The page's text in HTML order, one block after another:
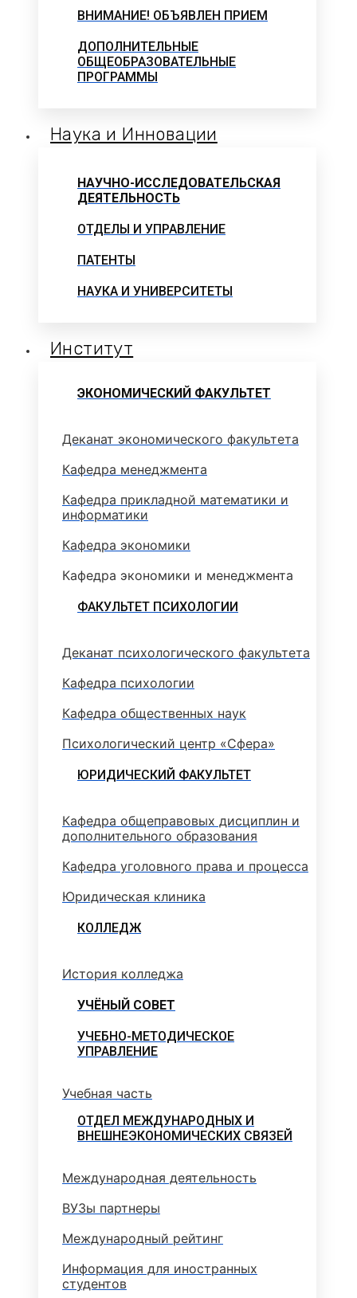
ВНИМАНИЕ! ОБЪЯВЛЕН ПРИЕМ
ДОПОЛНИТЕЛЬНЫЕ
ОБЩЕОБРАЗОВАТЕЛЬНЫЕ
ПРОГРАММЫ
Наука и Инновации
НАУЧНО-ИССЛЕДОВАТЕЛЬСКАЯ
ДЕЯТЕЛЬНОСТЬ
ОТДЕЛЫ И УПРАВЛЕНИЕ
ПАТЕНТЫ
НАУКА И УНИВЕРСИТЕТЫ
Институт
ЭКОНОМИЧЕСКИЙ ФАКУЛЬТЕТ
Деканат экономического факультета
Кафедра менеджмента
Кафедра прикладной математики и
информатики
Кафедра экономики
Кафедра экономики и менеджмента
ФАКУЛЬТЕТ ПСИХОЛОГИИ
Деканат психологического факультета
Кафедра психологии
Кафедра общественных наук
Психологический центр «Сфера»
ЮРИДИЧЕСКИЙ ФАКУЛЬТЕТ
Кафедра общеправовых дисциплин и
дополнительного образования
Кафедра уголовного права и процесса
Юридическая клиника
КОЛЛЕДЖ
История колледжа
УЧЁНЫЙ СОВЕТ
УЧЕБНО-МЕТОДИЧЕСКОЕ
УПРАВЛЕНИЕ
Учебная часть
ОТДЕЛ МЕЖДУНАРОДНЫХ И
ВНЕШНЕЭКОНОМИЧЕСКИХ СВЯЗЕЙ
Международная деятельность
ВУЗы партнеры
Международный рейтинг
Информация для иностранных
студентов